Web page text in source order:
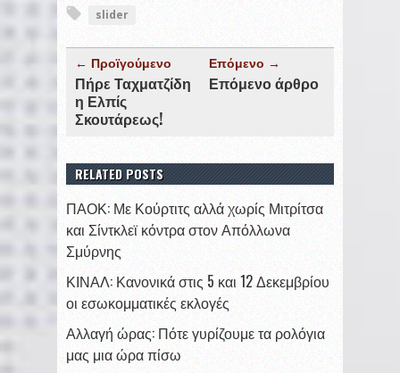
slider
← Προϊγούμενο
Πήρε Ταχματζίδη
η Ελπίς
Σκουτάρεως!
Επόμενο →
Επόμενο άρθρο
RELATED POSTS
ΠΑΟΚ: Με Κούρτιτς αλλά χωρίς Μιτρίτσα
και Σίντκλεϊ κόντρα στον Απόλλωνα
Σμύρνης
ΚΙΝΑΛ: Κανονικά στις 5 και 12 Δεκεμβρίου
οι εσωκομματικές εκλογές
Αλλαγή ώρας: Πότε γυρίζουμε τα ρολόγια
μας μια ώρα πίσω